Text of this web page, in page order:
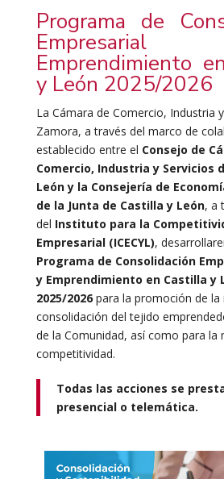
Programa de
Emprendimiento
y León 2025/2026
La Cámara de Comercio, Industria
Zamora, a través del marco de
establecido entre el Consejo de
Comercio, Industria y Servicios
León y la Consejería de
de la Junta de Castilla y León, a
del Instituto para la
Empresarial (ICECYL),
Programa de Consolidación
y Emprendimiento en Castilla y
2025/2026para la promoción de la
consolidación del tejido
de la Comunidad, así como para la
competitividad.
Todas las acciones se
presencial o telemática.